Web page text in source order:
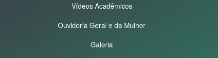
Vídeos Acadêmicos
Ouvidoria Geral e da Mulher
Galeria